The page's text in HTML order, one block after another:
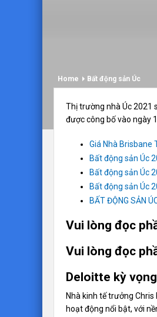
Home Bất động sản Úc
Thị trường nhà Úc 2021
được công bố vào ngày
Giá Nhà Brisbane
Bất động sản Úc
Bất động sản Úc
Bất động sản Úc
BẤT ĐỘNG SẢN
Vui lòng đọc
Vui lòng đọc
Deloitte kỳ
Nhà kinh tế trưởng
hoạt động nổi bật, với